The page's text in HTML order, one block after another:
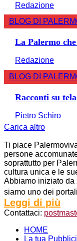
Redazione
BLOG DI
La Palermo
Redazione
BLOG DI
Racconti su
Pietro Schiro
Carica altro
Ti piace
persone
soprattutto per
cultura unica e le
Abbiamo iniziato da
siamo uno dei
Leggi di più
Contattaci:
HOME
La tua